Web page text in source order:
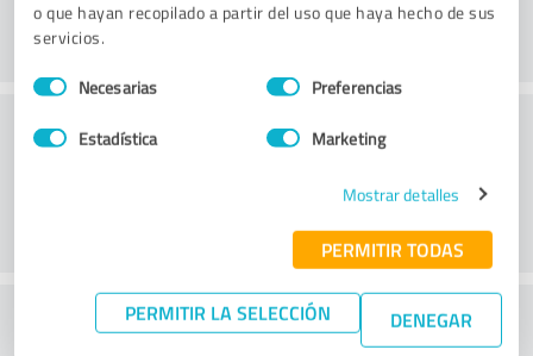
o que hayan recopilado a partir del uso que haya hecho de sus
servicios.
Selección
de
Necesarias Preferencias
Estadística Marketing
Mostrar detalles
PERMITIR TODAS
PERMITIR LA SELECCIÓN DENEGAR
Servicio de atención al cliente
¿Qué te parece la relación calidad-precio?